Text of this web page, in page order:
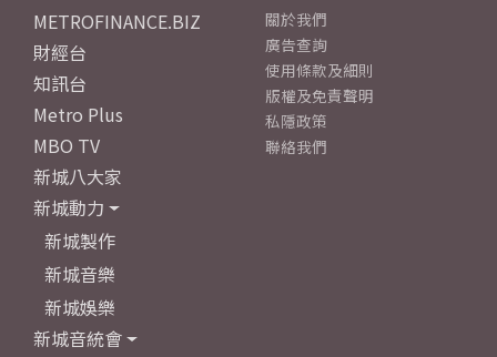
METROFINANCE.BIZ
財經台
知訊台
Metro Plus
MBO TV
新城八大家
新城動力
新城製作
新城音樂
新城娛樂
新城音統會
關於我們
廣告查詢
使用條款及細則
版權及免責聲明
私隱政策
聯絡我們